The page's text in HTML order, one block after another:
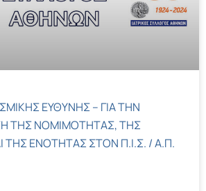
ΕΥΘΥΝΗΣ – ΓΙΑ ΤΗΝ
ΤΗΣ ΝΟΜΙΜΟΤΗΤΑΣ, ΤΗΣ
ΤΗΣ ΕΝΟΤΗΤΑΣ ΣΤΟΝ Π.Ι.Σ. / Α.Π.